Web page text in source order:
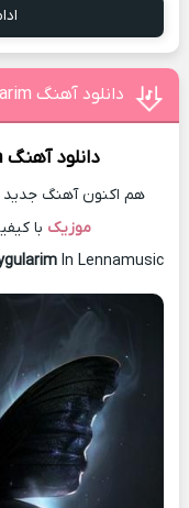
دانلود آهنگ Duygularim از Ebru Gundes
دانلود آهنگ
هم اکنون آهنگ جدید Ebru Gundes را می‌توانید در وبسایت
موزیک با
In Lennamusic